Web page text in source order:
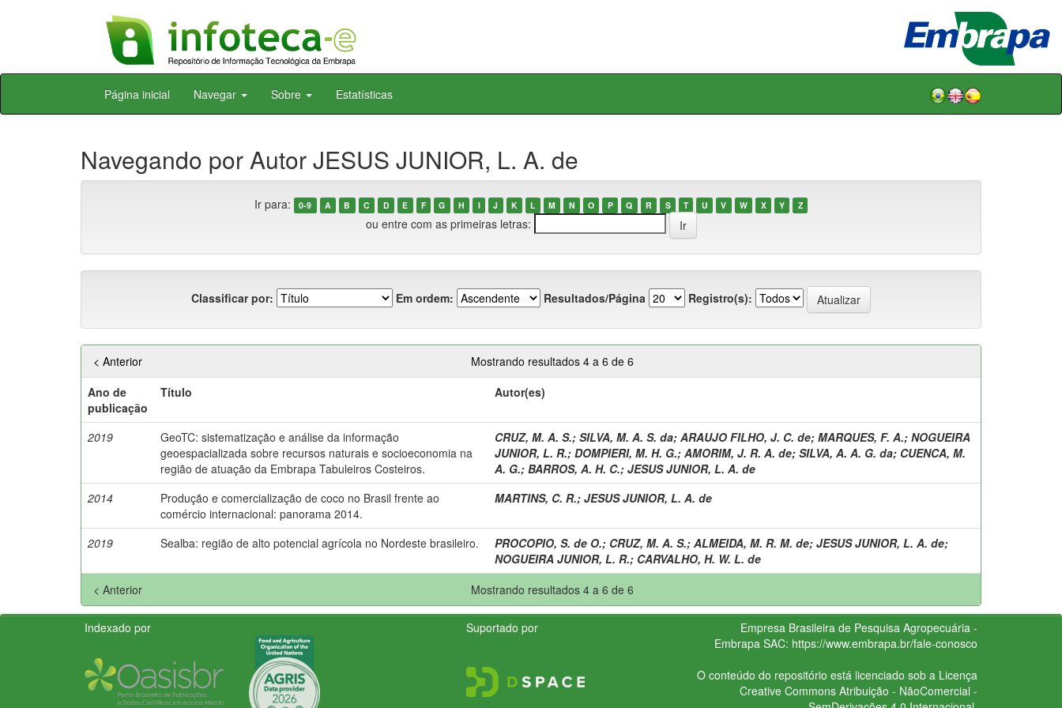
Skip
Página inicial Navegar Sobre Estatísticas
Navegando por Autor JESUS JUNIOR, L. A. de
Ir para: 0-9 A B C D E F G H I J K L M N O P Q R S T U V W X Y Z
ou entre com as primeiras letras:
Classificar por: Em ordem: Resultados/Página Registro(s):
Mostrando resultados 4 a 6 de 6
< Anterior
Ano de
publicação
Título Autor(es)
2019
GeoTC: sistematização e análise da informação
geoespacializada sobre recursos naturais e socioeconomia na
região de atuação da Embrapa Tabuleiros Costeiros.
CRUZ, M. A. S.; SILVA, M. A. S. da; ARAUJO FILHO, J. C. de; MARQUES, F. A.; NOGUEIRA
JUNIOR, L. R.; DOMPIERI, M. H. G.; AMORIM, J. R. A. de; SILVA, A. A. G. da; CUENCA, M.
A. G.; BARROS, A. H. C.; JESUS JUNIOR, L. A. de
2014
Produção e comercialização de coco no Brasil frente ao
comércio internacional: panorama 2014.
MARTINS, C. R.; JESUS JUNIOR, L. A. de
2019 Sealba: região de alto potencial agrícola no Nordeste brasileiro. PROCOPIO, S. de O.; CRUZ, M. A. S.; ALMEIDA, M. R. M. de; JESUS JUNIOR, L. A. de;
NOGUEIRA JUNIOR, L. R.; CARVALHO, H. W. L. de
Mostrando resultados 4 a 6 de 6
< Anterior
Indexado por Suportado por
Empresa Brasileira de Pesquisa Agropecuária -
Embrapa SAC: https://www.embrapa.br/fale-conosco
O conteúdo do repositório está licenciado sob a Licença
Creative CommonsAtribuição - NãoComercial -